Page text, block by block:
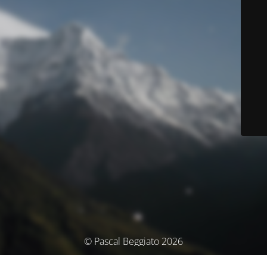
© Pascal Beggiato 2026